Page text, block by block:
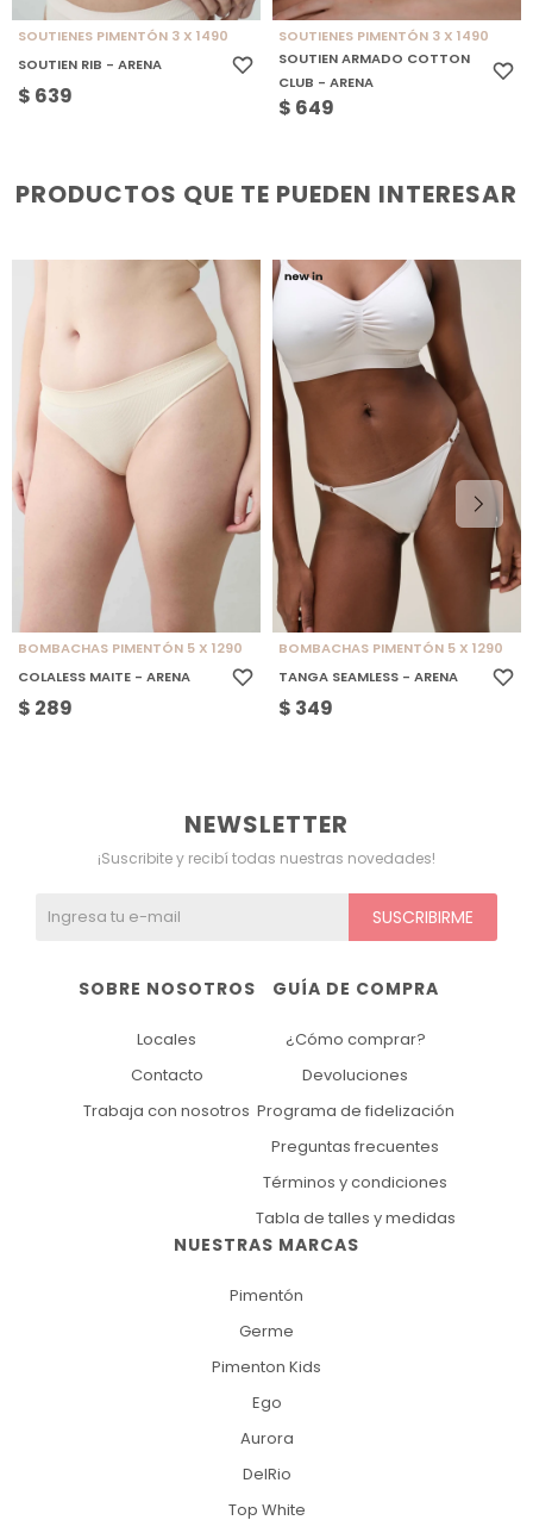
SOUTIENES PIMENTÓN 3 X 1490
SOUTIEN RIB - ARENA
$ 639
SOUTIENES PIMENTÓN 3 X 1490
SOUTIEN ARMADO COTTON
CLUB - ARENA
$ 649
PRODUCTOS QUE TE PUEDEN INTERESAR
BOMBACHAS PIMENTÓN 5 X 1290
COLALESS MAITE - ARENA
$ 289
BOMBACHAS PIMENTÓN 5 X 1290
TANGA SEAMLESS - ARENA
$ 349
NUESTRAS MARCAS
Pimentón
Germe
Pimenton Kids
Ego
Aurora
DelRio
Top White
GUÍA DE COMPRA
¿Cómo comprar?
Devoluciones
Programa de fidelización
Preguntas frecuentes
Términos y condiciones
Tabla de talles y medidas
SOBRE NOSOTROS
Locales
Contacto
Trabaja con nosotros
NEWSLETTER
¡Suscribite y recibí todas nuestras novedades!
SUSCRIBIRME